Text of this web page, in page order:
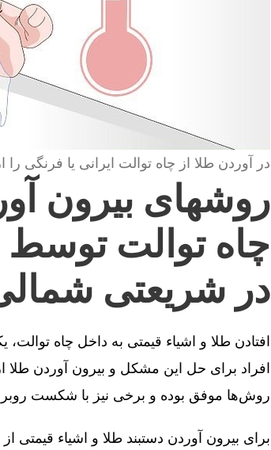
در آوردن طلا از چاه توالت ایرانی یا فرنگی
روشهای بیرون
چاه توالت توسط
در شریعتی
افتادن طلا و اشیاء قیمتی به داخل چاه
افراد برای حل این مشکل و بیرون آوردن طلا
روش‌ها موفق بوده و برخی نیز با شکست
برای بیرون آوردن دستبند طلا و اشیاء